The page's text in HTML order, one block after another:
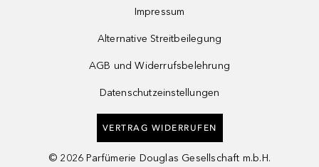
Impressum
Alternative Streitbeilegung
AGB und Widerrufsbelehrung
Datenschutzeinstellungen
VERTRAG WIDERRUFEN
© 2026 Parfümerie Douglas Gesellschaft m.b.H.